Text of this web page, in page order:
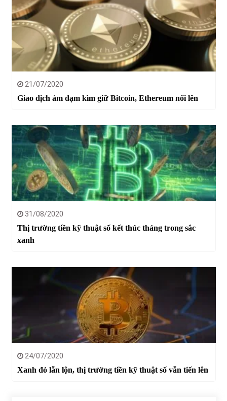
21/07/2020
Giao dịch ảm đạm kìm giữ Bitcoin, Ethereum nổi lên
31/08/2020
Thị trường tiền kỹ thuật số kết thúc tháng trong sắc
xanh
24/07/2020
Xanh đỏ lẫn lộn, thị trường tiền kỹ thuật số vẫn tiến lên